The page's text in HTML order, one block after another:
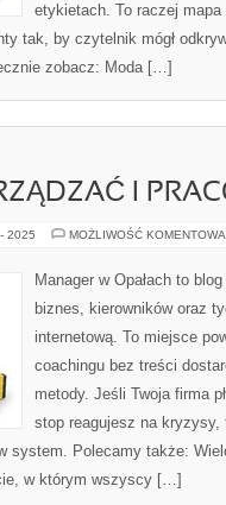
etykietach. To raczej
tak, by czytelnik mógł
zobacz: Moda […]
I
2025 MOŻLIWOŚĆ
Manager w Opałach to
biznes, kierowników oraz
internetową. To miejsce
coachingu bez treści
metody. Jeśli Twoja firma
stop reagujesz na kryzysy,
system. Polecamy także:
w którym wszyscy […]